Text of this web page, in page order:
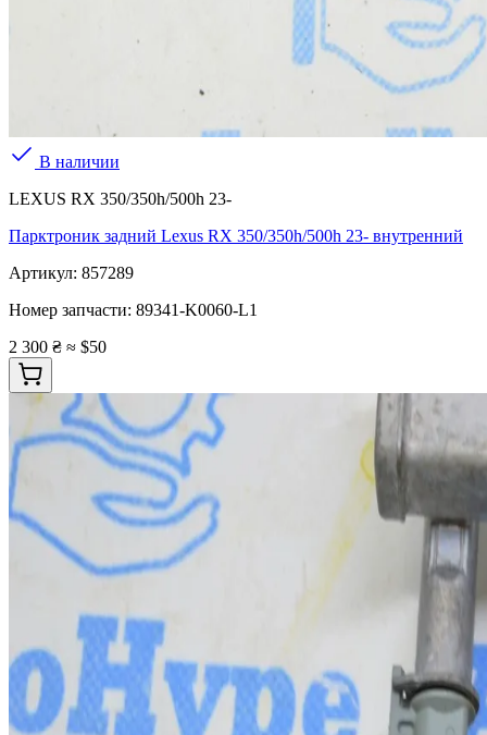
В наличии
LEXUS RX 350/350h/500h 23-
Парктроник задний Lexus RX 350/350h/500h 23- внутренний
Артикул: 857289
Номер запчасти: 89341-K0060-L1
2 300 ₴ ≈ $50